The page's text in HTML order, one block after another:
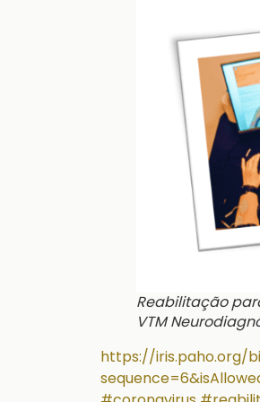
Reabilitação
VTM
https://iris.paho.org/